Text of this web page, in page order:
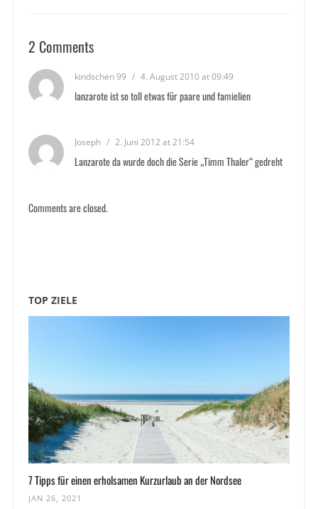
2 Comments
kindschen 99 / 4. August 2010 at 09:49
lanzarote ist so toll etwas für paare und famielien
Joseph / 2. Juni 2012 at 21:54
Lanzarote da wurde doch die Serie „Timm Thaler“ gedreht
Comments are closed.
TOP ZIELE
7 Tipps für einen erholsamen Kurzurlaub an der Nordsee
JAN 26, 2021